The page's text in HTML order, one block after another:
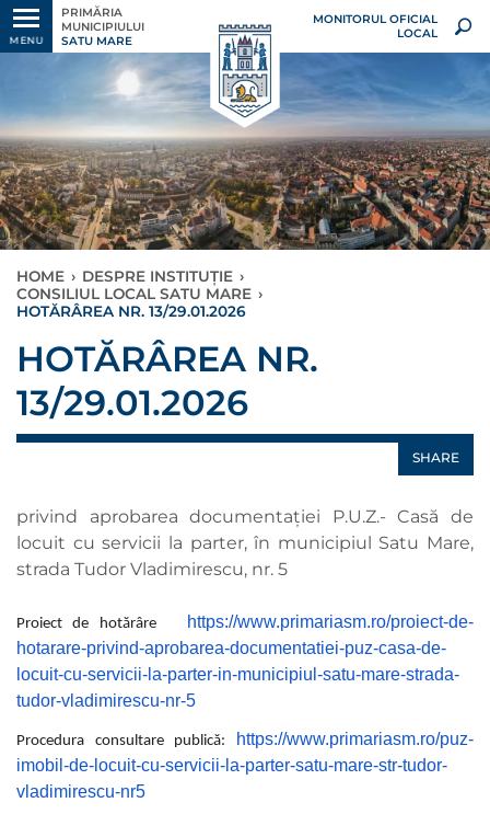
MENU
PRIMĂRIA
MUNICIPIULUI
SATU MARE
MONITORUL OFICIAL
LOCAL
HOME › DESPRE INSTITUȚIE ›
CONSILIUL LOCAL SATU MARE ›
HOTĂRÂREA NR. 13/29.01.2026
HOTĂRÂREA NR.
13/29.01.2026
SHARE
privind aprobarea documentației P.U.Z.- Casă de
locuit cu servicii la parter, în municipiul Satu Mare,
strada Tudor Vladimirescu, nr. 5
Proiect de hotărâre
https://www.primariasm.ro/proiect-de-
hotarare-privind-aprobarea-documentatiei-puz-casa-de-
locuit-cu-servicii-la-parter-in-municipiul-satu-mare-strada-
tudor-vladimirescu-nr-5
Procedura consultare publică:
https://www.primariasm.ro/puz-
imobil-de-locuit-cu-servicii-la-parter-satu-mare-str-tudor-
vladimirescu-nr5